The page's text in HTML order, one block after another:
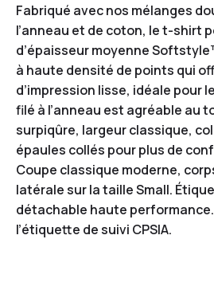
Fabriqué avec nos mélanges
l’anneau et de coton, le t-shirt
d’épaisseur moyenne
à haute densité de points qui
d’impression lisse, idéale pour
filé à l’anneau est agréable au
surpiqûre, largeur classique,
épaules collés pour plus de
Coupe classique moderne,
latérale sur la taille Small.
détachable haute
l’étiquette de suivi CPSIA.